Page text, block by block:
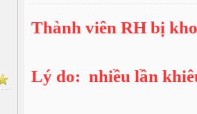
Thành viên RH bị
Lý do: nhiều lần